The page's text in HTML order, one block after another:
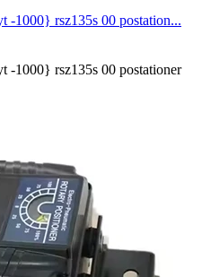
-1000} rsz135s 00 postation...
-1000} rsz135s 00 postationer